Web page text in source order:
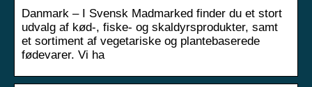
Danmark – I Svensk Madmarked finder du et stort
udvalg af kød-, fiske- og skaldyrsprodukter, samt
et sortiment af vegetariske og plantebaserede
fødevarer. Vi ha